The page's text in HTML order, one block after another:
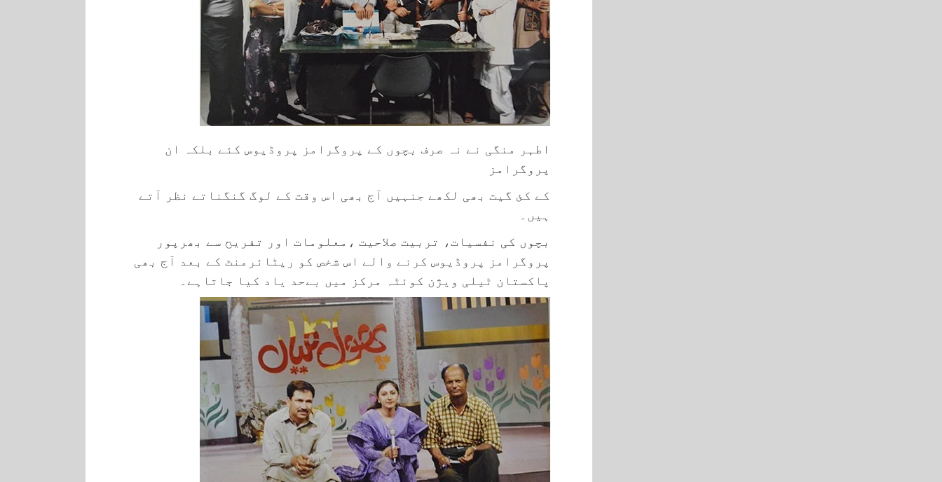
اطہر منگی نے نہ صرف بچوں کے پروگرامز پروڈیوس کئے بلکہ ان
پروگرامز
کے کئ گیت بھی لکھے جنہیں آج بھی اس وقت کے لوگ گنگناتے نظر آتے
ہیں۔
بچوں کی نفسیات، تربیت صلاحیت ،معلومات اور تفریح سے بھرپور
پروگرامز پروڈیوس کرنے والے اس شخص کو ریٹائرمنٹ کے بعد آج بھی
پاکستان ٹیلی ویژن کوئٹہ مرکز میں بےحد یاد کیا جاتاہے۔